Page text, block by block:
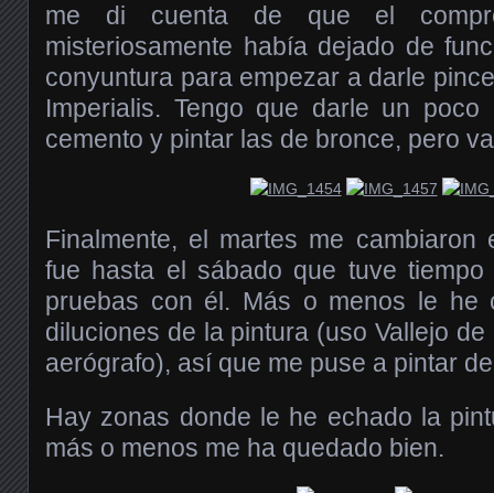
me di cuenta de que el
misteriosamente había dejado de
conyuntura para empezar a darle
Imperialis. Tengo que darle un
cemento y pintar las de bronce, pero
Finalmente, el martes me cambiaron
fue hasta el sábado que tuve
pruebas con él. Más o menos le he
diluciones de la pintura (uso Vallejo
aerógrafo), así que me puse a pintar
Hay zonas donde le he echado la
más o menos me ha quedado bien.